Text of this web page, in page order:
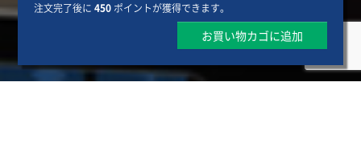
注文完了後に450 ポイントが獲得できます。
お買い物カゴに追加